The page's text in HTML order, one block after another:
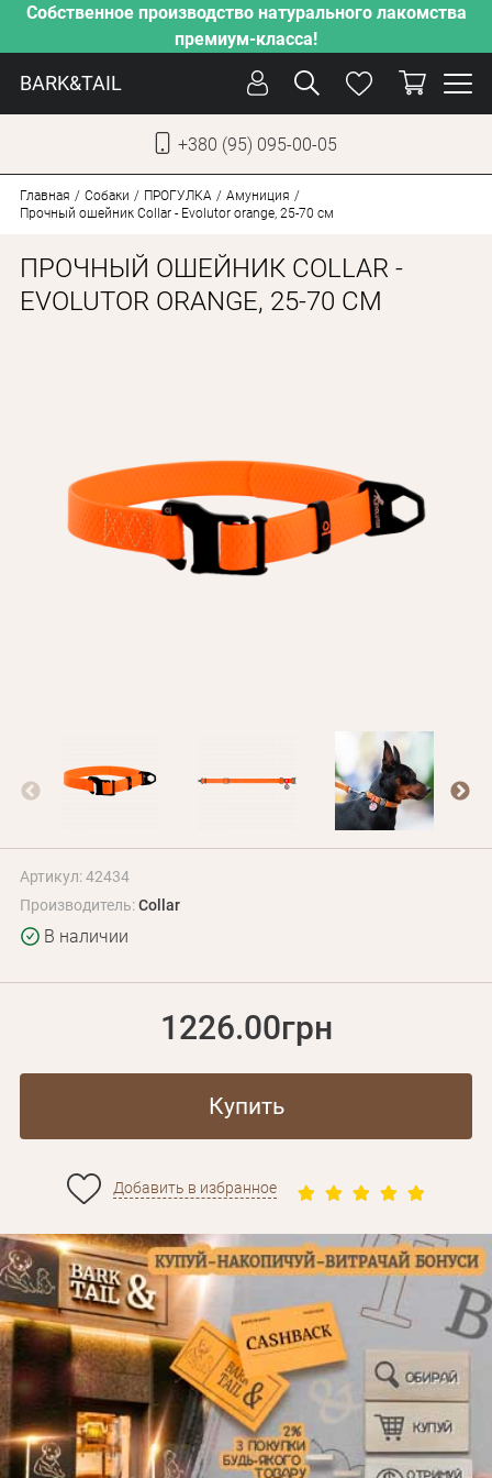
Собственное производство натурального лакомства
премиум-класса!
BARK&TAIL
+380 (95) 095-00-05
УХОД
ЗАБОТА
ДЛЯ КОТОВ
Оплата и доставка
Программа лояльности
Главная Собаки ПРОГУЛКА
Амуниция
Прочный ошейник Collar - Evolutor orange, 25-70 см
ПРОЧНЫЙ ОШЕЙНИК COLLAR -
EVOLUTOR ORANGE, 25-70 СМ
Артикул: 42434
Производитель:Collar
В наличии
1226.00грн
Купить
Добавить в избранное